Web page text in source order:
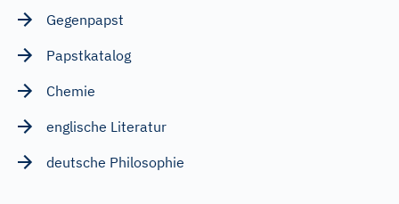
Gegenpapst
Papstkatalog
Chemie
englische Literatur
deutsche Philosophie